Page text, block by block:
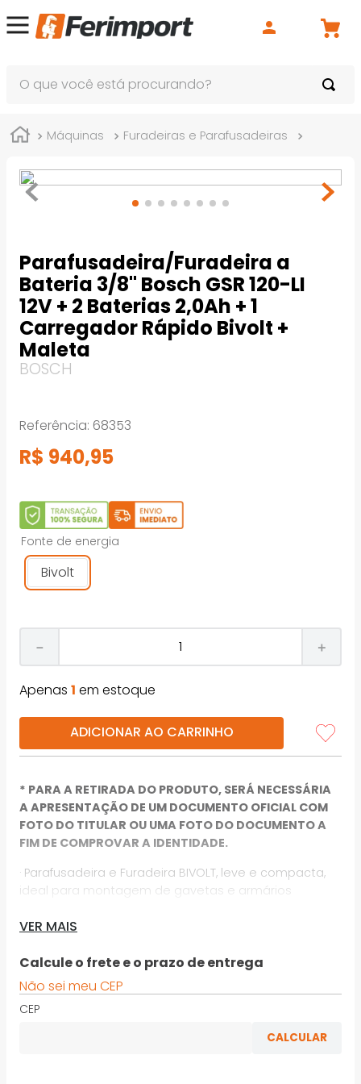
Máquinas Furadeiras e Parafusadeiras
Parafusadeira/Furadeira a
Bateria 3/8" Bosch GSR 120-LI
12V + 2 Baterias 2,0Ah + 1
Carregador Rápido Bivolt +
Maleta
BOSCH
Referência: 68353
R$ 940,95
Fonte de energia
Bivolt
＋
－
Apenas 1 em estoque
ADICIONAR AO CARRINHO
* PARA A RETIRADA DO PRODUTO, SERÁ NECESSÁRIA
A APRESENTAÇÃO DE UM DOCUMENTO OFICIAL COM
FOTO DO TITULAR OU UMA FOTO DO DOCUMENTO A
FIM DE COMPROVAR A IDENTIDADE.
· Parafusadeira e Furadeira BIVOLT, leve e compacta,
ideal para montagem de gavetas e armários
· Torque máximo para trabalhos pesados 30Nm e
para trabalhos leves 14Nm
· Gatilho eletrônico com velocidade variável e
reversível, duas velocidades 0 – 400 rpm / 1500 rpm
· Diâmetro máximo de perfuração em madeira 20mm
VER MAIS
Calcule o frete e o prazo de entrega
Não sei meu CEP
CEP